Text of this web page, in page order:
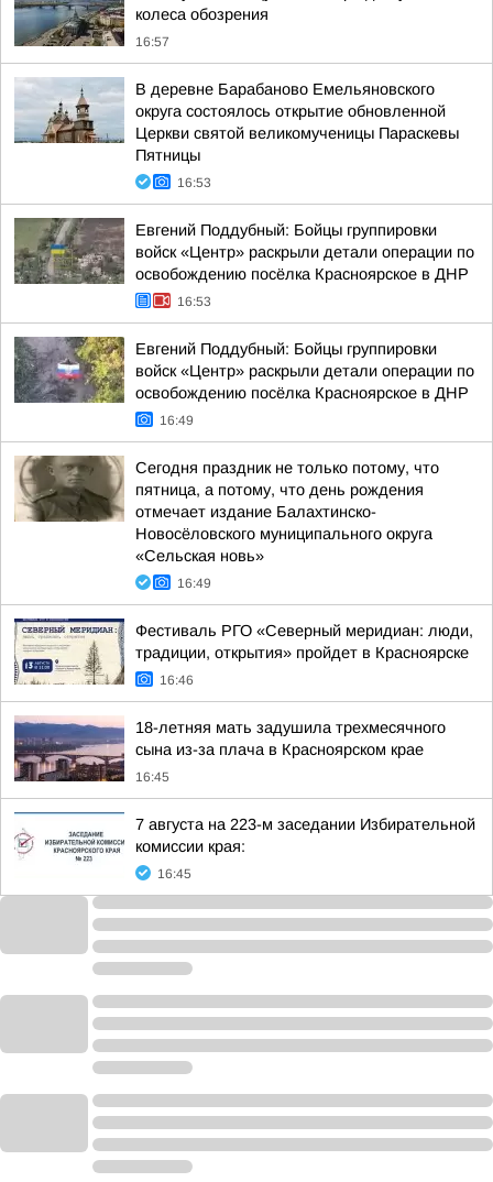
колеса обозрения
16:57
В деревне Барабаново Емельяновского
округа состоялось открытие обновленной
Церкви святой великомученицы Параскевы
Пятницы
16:53
Евгений Поддубный: Бойцы группировки
войск «Центр» раскрыли детали операции по
освобождению посёлка Красноярское в ДНР
16:53
Евгений Поддубный: Бойцы группировки
войск «Центр» раскрыли детали операции по
освобождению посёлка Красноярское в ДНР
16:49
Сегодня праздник не только потому, что
пятница, а потому, что день рождения
отмечает издание Балахтинско-
Новосёловского муниципального округа
«Сельская новь»
16:49
Фестиваль РГО «Северный меридиан: люди,
традиции, открытия» пройдет в Красноярске
16:46
18-летняя мать задушила трехмесячного
сына из-за плача в Красноярском крае
16:45
7 августа на 223-м заседании Избирательной
комиссии края:
16:45